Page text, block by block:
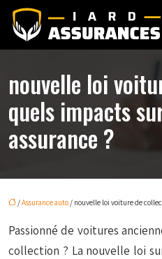
nouvelle loi
quels impacts
assurance ?
/Assurance auto / nouvelle loi voiture de
Passionné de voitures
collection ? La nouvelle loi